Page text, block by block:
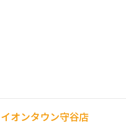
イオンタウン守谷店